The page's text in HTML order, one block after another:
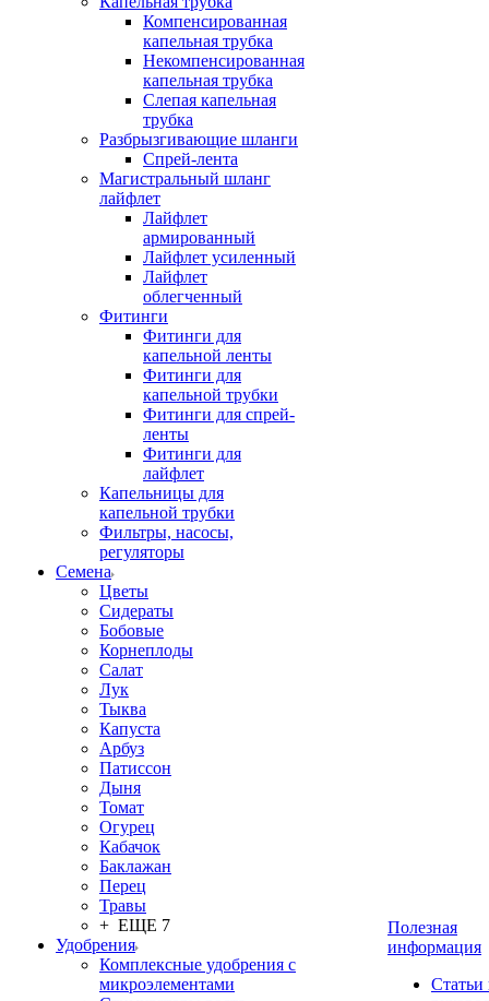
Компенсированная
капельная трубка
Некомпенсированная
капельная трубка
Слепая капельная
трубка
Разбрызгивающие шланги
Спрей-лента
Магистральный шланг
лайфлет
Лайфлет
армированный
Лайфлет усиленный
Лайфлет
облегченный
Фитинги
Фитинги для
капельной ленты
Фитинги для
капельной трубки
Фитинги для спрей-
ленты
Фитинги для
лайфлет
Капельницы для
капельной трубки
Фильтры, насосы,
регуляторы
Семена
Цветы
Сидераты
Бобовые
Корнеплоды
Салат
Лук
Тыква
Капуста
Арбуз
Патиссон
Дыня
Томат
Огурец
Кабачок
Баклажан
Перец
Травы
+ ЕЩЕ 7
Удобрения
Комплексные удобрения с
микроэлементами
Полезная
информация
Статьи